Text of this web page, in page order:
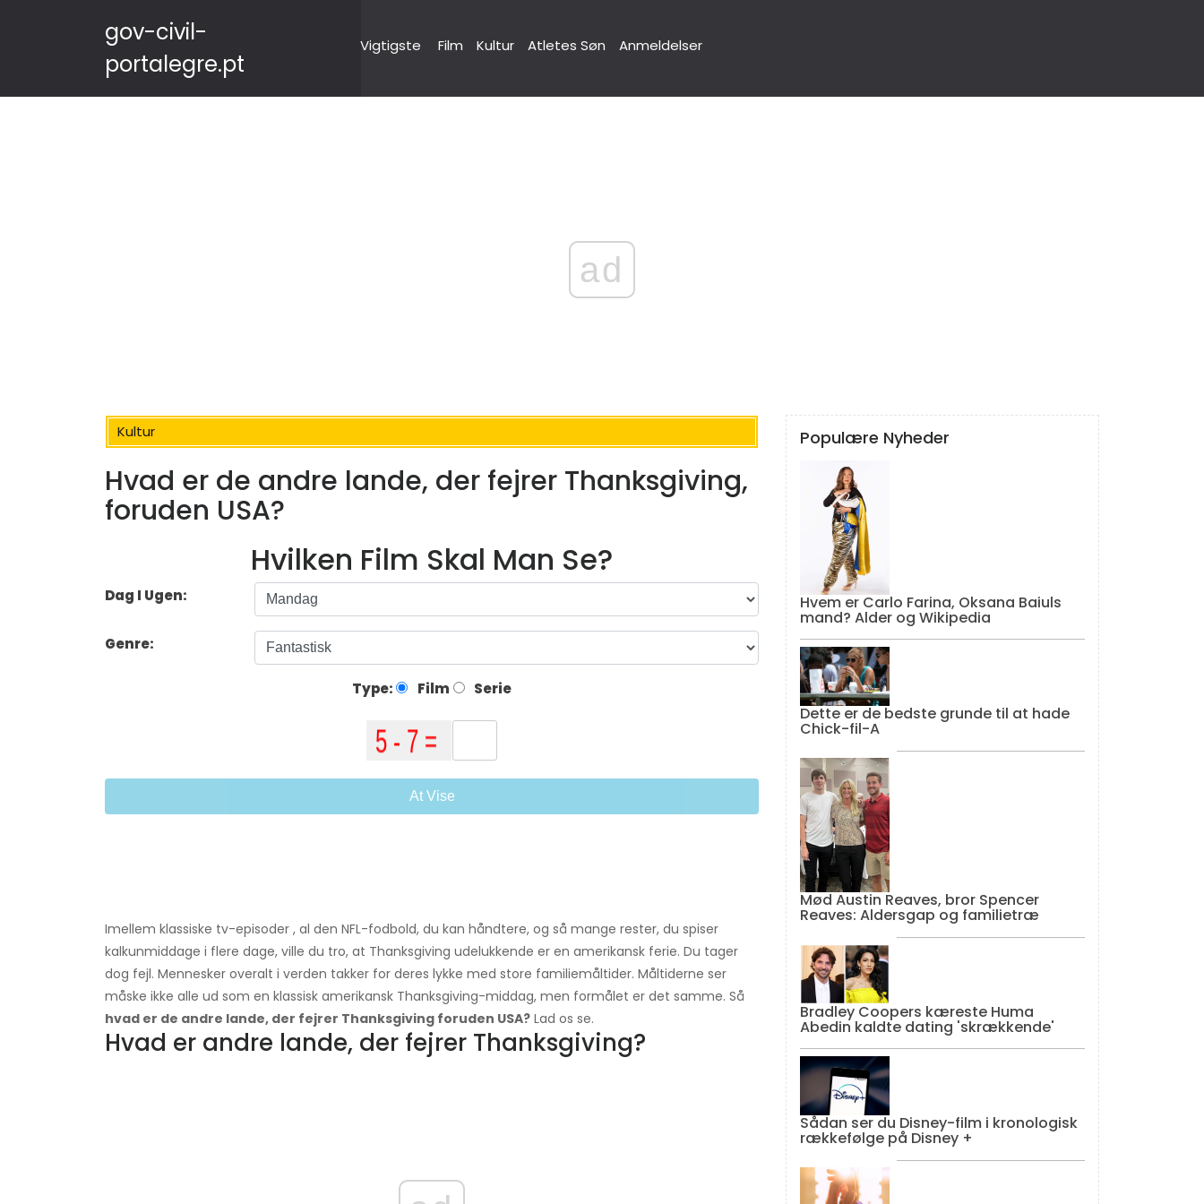
gov-civil-
portalegre.pt
Vigtigste Film Kultur Atletes Søn Anmeldelser
ad
Kultur
Hvad er de andre lande, der fejrer Thanksgiving,
foruden USA?
Hvilken Film Skal Man Se?
Dag I Ugen:
Genre:
Type: Film Serie
At Vise
Imellem klassiske tv-episoder , al den NFL-fodbold, du kan håndtere, og så mange rester, du spiser
kalkunmiddage i flere dage, ville du tro, at Thanksgiving udelukkende er en amerikansk ferie. Du tager
dog fejl. Mennesker overalt i verden takker for deres lykke med store familiemåltider. Måltiderne ser
måske ikke alle ud som en klassisk amerikansk Thanksgiving-middag, men formålet er det samme. Så
hvad er de andre lande, der fejrer Thanksgiving foruden USA? Lad os se.
Hvad er andre lande, der fejrer Thanksgiving?
Populære Nyheder
Hvem er Carlo Farina, Oksana Baiuls
mand? Alder og Wikipedia
Dette er de bedste grunde til at hade
Chick-fil-A
Mød Austin Reaves, bror Spencer
Reaves: Aldersgap og familietræ
Bradley Coopers kæreste Huma
Abedin kaldte dating 'skrækkende'
Sådan ser du Disney-film i kronologisk
rækkefølge på Disney +